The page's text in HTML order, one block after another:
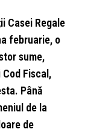
Casei Regale
februarie, o
sume,
Fiscal,
Până
de la
de